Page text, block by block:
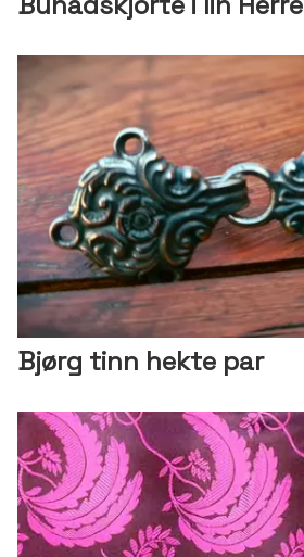
Bjørg tinn hekte par